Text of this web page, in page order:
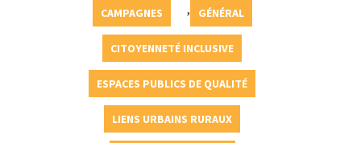
CAMPAGNES , GÉNÉRAL
CITOYENNETÉ INCLUSIVE
ESPACES PUBLICS DE QUALITÉ
LIENS URBAINS RURAUX